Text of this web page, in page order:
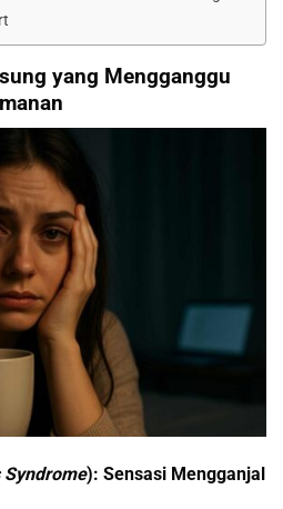
yang Mengganggu
Syndrome): Sensasi Mengganjal